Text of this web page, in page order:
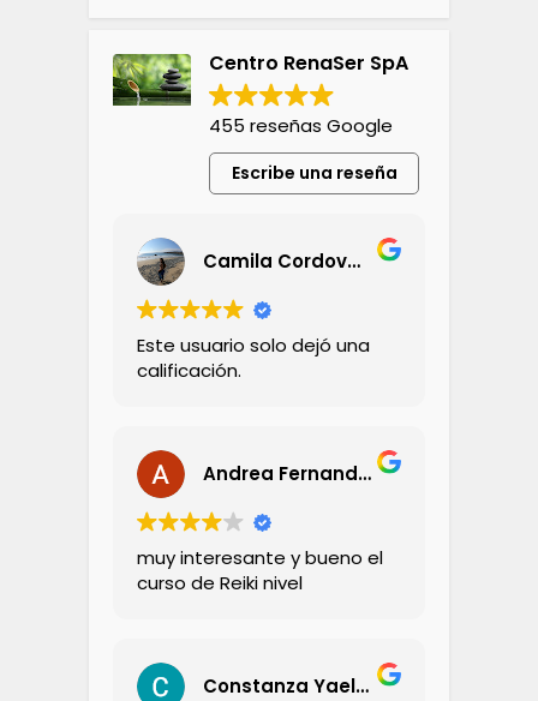
Centro RenaSer SpA
455 reseñas Google
Escribe una reseña
Camila Cordovez Olivares
Este usuario solo dejó una
calificación.
Andrea Fernandez
muy interesante y bueno el
curso de Reiki nivel
Constanza Yael Aravena Zambrano